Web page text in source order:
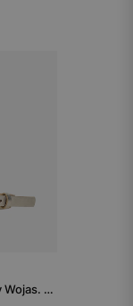
Dámske opasky Wojas. Zlatý štandard